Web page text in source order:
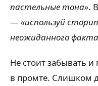
пастельные тона».
—«используй
неожиданного
Не стоит забывать
в промте. Слишком